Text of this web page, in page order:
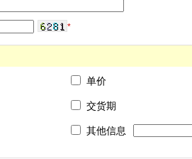
*
单价
交货期
其他信息